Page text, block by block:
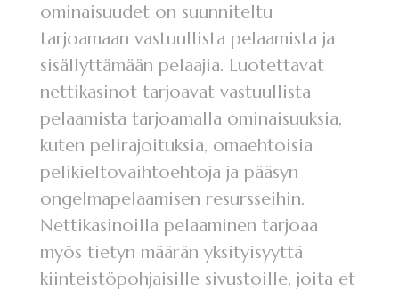
ominaisuudet on suunniteltu
tarjoamaan vastuullista pelaamista ja
sisällyttämään pelaajia. Luotettavat
nettikasinot tarjoavat vastuullista
pelaamista tarjoamalla ominaisuuksia,
kuten pelirajoituksia, omaehtoisia
pelikieltovaihtoehtoja ja pääsyn
ongelmapelaamisen resursseihin.
Nettikasinoilla pelaaminen tarjoaa
myös tietyn määrän yksityisyyttä
kiinteistöpohjaisille sivustoille, joita et